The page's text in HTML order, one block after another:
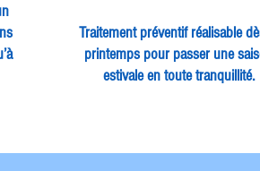
Traitement préventif réalisable
printemps pour passer une
estivale en toute tranquillité.